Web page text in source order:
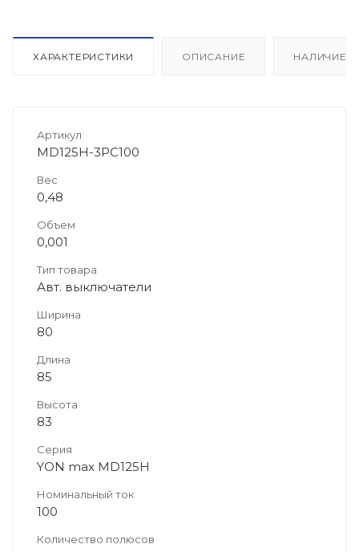
ХАРАКТЕРИСТИКИ ОПИСАНИЕ НАЛИЧИЕ
Артикул
MD125H-3PC100
Вес
0,48
Объем
0,001
Тип товара
Авт. выключатели
Ширина
80
Длина
85
Высота
83
Серия
YON max MD125H
Номинальный ток
100
Количество полюсов